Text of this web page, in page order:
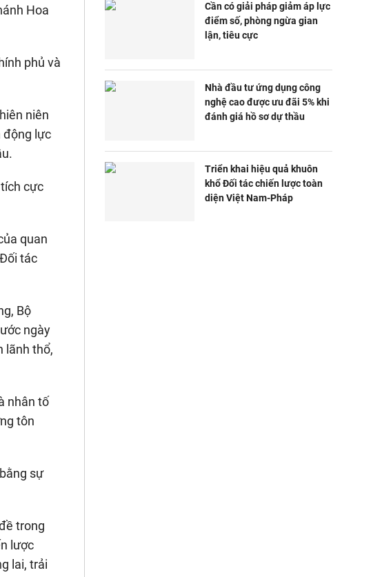
Hoa
phủ và
niên
động lực
cực
quan
tác
Bộ
ngày
lãnh thổ,
nhân tố
tôn
sự
trong
lược
lai, trải
Cần có giải pháp giảm áp lực
điểm số, phòng ngừa gian
lận, tiêu cực
Nhà đầu tư ứng dụng công
nghệ cao được ưu đãi 5% khi
đánh giá hồ sơ dự thầu
Triển khai hiệu quả khuôn
khổ Đối tác chiến lược toàn
diện Việt Nam-Pháp